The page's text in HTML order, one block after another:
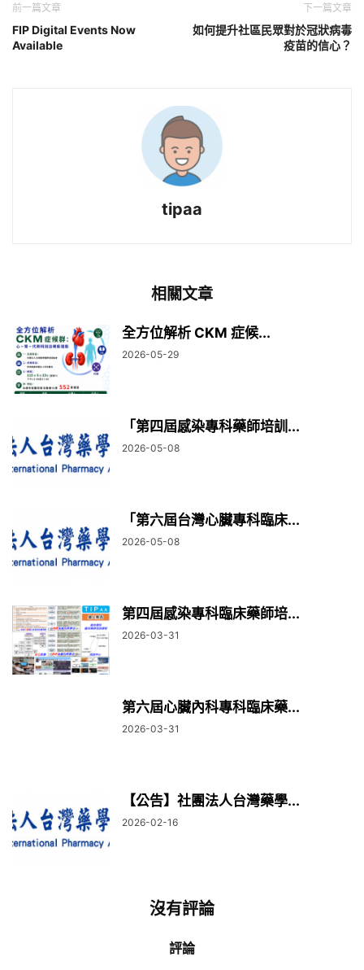
前一篇文章
FIP Digital Events Now
Available
下一篇文章
如何提升社區民眾對於冠狀病毒
疫苗的信心？
tipaa
相關文章
全方位解析 CKM 症候...
2026-05-29
「第四屆感染專科藥師培訓...
2026-05-08
「第六屆台灣心臟專科臨床...
2026-05-08
第四屆感染專科臨床藥師培...
2026-03-31
第六屆心臟內科專科臨床藥...
2026-03-31
【公告】社團法人台灣藥學...
2026-02-16
沒有評論
評論